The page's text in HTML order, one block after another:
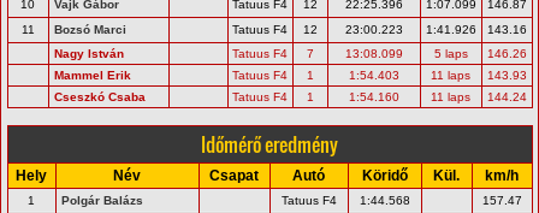
10
Vajk Gábor Tatuus F4 12 22:25.396 1:07.099
146.87
11
Bozsó Marci Tatuus F4 12 23:00.223 1:41.926
143.16
Nagy István
Tatuus F4 7 13:08.099 5 laps
146.26
Mammel Erik
Tatuus F4 1 1:54.403 11 laps
143.93
Cseszkó Csaba
Tatuus F4 1 1:54.160 11 laps 144.24
Időmérő eredmény
Hely Név Csapat Autó Köridő Kül. km/h
1 Polgár Balázs Tatuus F4 1:44.568
157.47